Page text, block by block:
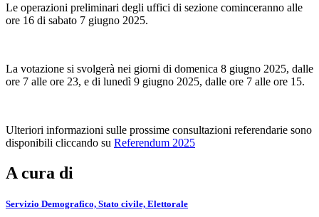
Le operazioni preliminari degli uffici di sezione cominceranno alle
ore 16 di sabato 7 giugno 2025.
La votazione si svolgerà nei giorni di domenica 8 giugno 2025, dalle
ore 7 alle ore 23, e di lunedì 9 giugno 2025, dalle ore 7 alle ore 15.
Ulteriori informazioni sulle prossime consultazioni referendarie sono
disponibili cliccando su Referendum 2025
A cura di
Servizio Demografico, Stato civile, Elettorale